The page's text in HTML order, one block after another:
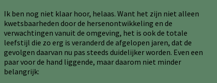
Ik ben nog niet klaar hoor, helaas. Want het zijn niet alleen
kwetsbaarheden door de hersenontwikkeling en de
verwachtingen vanuit de omgeving, het is ook de totale
leefstijl die zo erg is veranderd de afgelopen jaren, dat de
gevolgen daarvan nu pas steeds duidelijker worden. Even een
paar voor de hand liggende, maar daarom niet minder
belangrijk: